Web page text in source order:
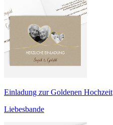
Einladung zur Goldenen Hochzeit
Liebesbande